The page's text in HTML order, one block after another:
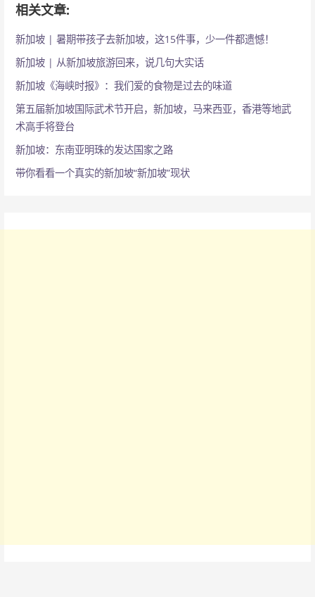
相关文章:
新加坡 | 暑期带孩子去新加坡，这15件事，少一件都遗憾！
新加坡 | 从新加坡旅游回来，说几句大实话
新加坡《海峡时报》：我们爱的食物是过去的味道
第五届新加坡国际武术节开启，新加坡，马来西亚，香港等地武
术高手将登台
新加坡：东南亚明珠的发达国家之路
带你看看一个真实的新加坡“新加坡”现状